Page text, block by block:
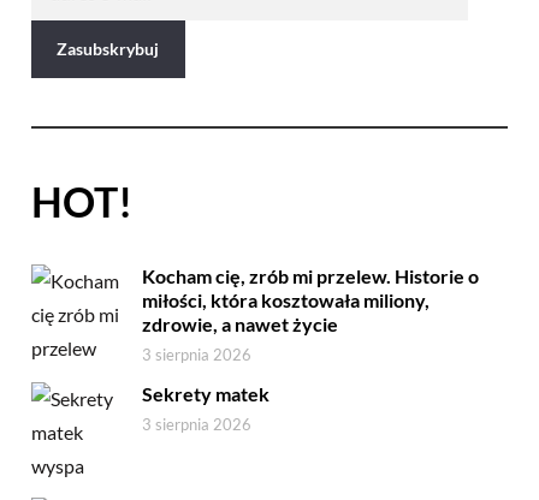
HOT!
Kocham cię, zrób mi przelew. Historie o
miłości, która kosztowała miliony,
zdrowie, a nawet życie
3 sierpnia 2026
Sekrety matek
3 sierpnia 2026